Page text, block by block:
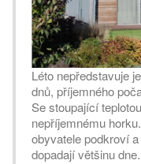
Léto nepředstavuje
dnů, příjemného
Se stoupající
nepříjemnému
obyvatele podkroví
dopadají většinu dne.